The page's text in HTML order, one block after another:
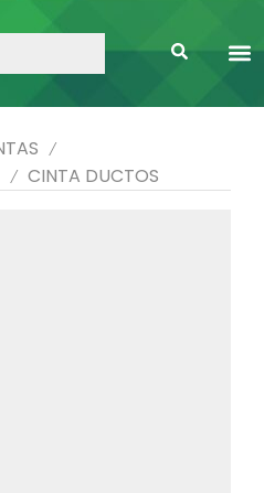
/
/ CINTA DUCTOS